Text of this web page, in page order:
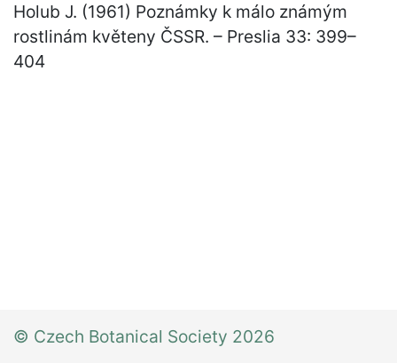
Holub J. (1961) Poznámky k málo známým
rostlinám květeny ČSSR. – Preslia 33: 399–
404
© Czech Botanical Society 2026